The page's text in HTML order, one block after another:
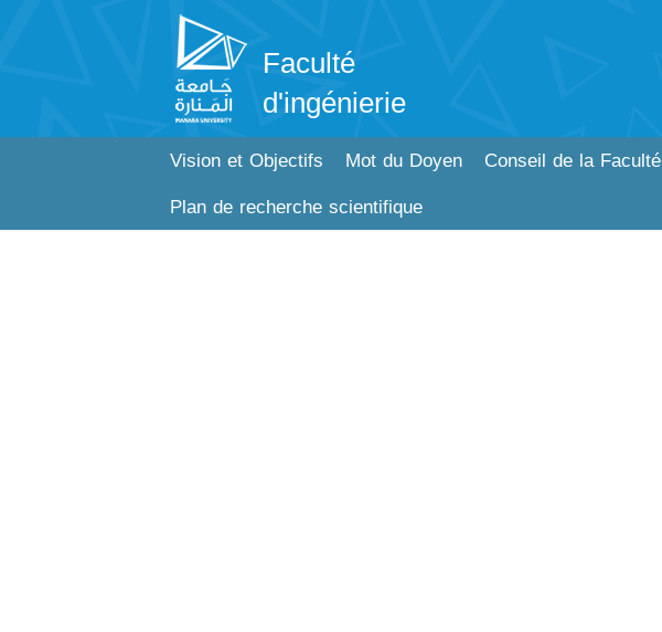
Faculté
d'ingénierie
Vision et Objectifs Mot du Doyen Conseil de la Faculté
Plan de recherche scientifique